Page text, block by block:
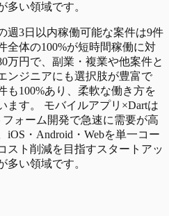
多い領域です。
週3日以内稼働可能な案件は9件
全体の100%が短時間稼働に対
万円で、副業・複業や他案件と
ンジニアにも選択肢が豊富で
も100%あり、柔軟な働き方を
ます。 モバイルアプリ×Dartは
ォーム開発で急速に需要が高
iOS・Android・Webを単一コー
スト削減を目指すスタートアッ
多い領域です。